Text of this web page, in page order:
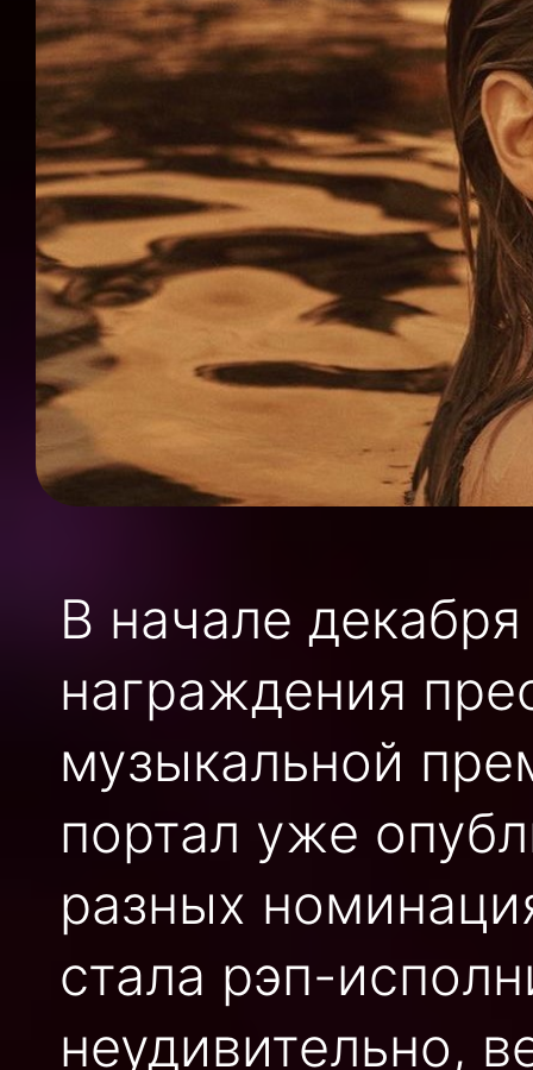
В начале
награждения
музыкальной
портал уже
разных
стала рэп-
неудивительно,